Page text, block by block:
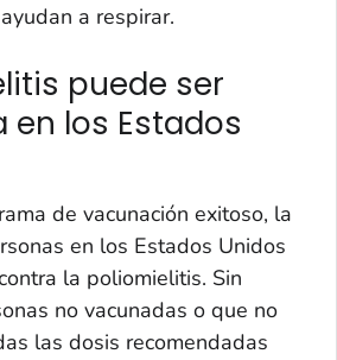
a respirar.
puede ser
los Estados
de vacunación exitoso, la
en los Estados Unidos
la poliomielitis. Sin
no vacunadas o que no
las dosis recomendadas